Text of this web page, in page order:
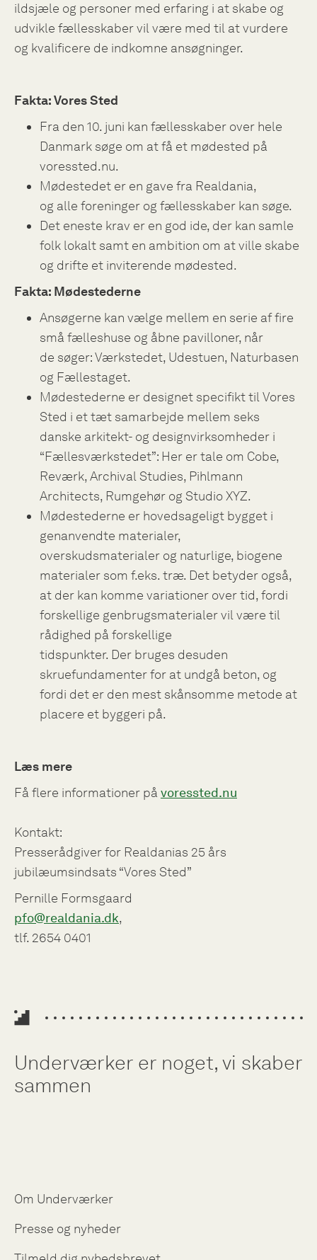
ildsjæle og personer med erfaring i at skabe og
udvikle fællesskaber vil være med til at vurdere
og kvalificere de indkomne ansøgninger.
Fakta: Vores Sted
Fra den 10. juni kan fællesskaber over hele
Danmark søge om at få et mødested på
voressted.nu.
Mødestedet er en gave fra Realdania,
og alle foreninger og fællesskaber kan søge.
Det eneste krav er en god ide, der kan samle
folk lokalt samt en ambition om at ville skabe
og drifte et inviterende mødested.
Fakta: Mødestederne
Ansøgerne kan vælge mellem en serie af fire
små fælleshuse og åbne pavilloner, når
de søger: Værkstedet, Udestuen, Naturbasen
og Fællestaget.
Mødestederne er designet specifikt til Vores
Sted i et tæt samarbejde mellem seks
danske arkitekt- og designvirksomheder i
“Fællesværkstedet”: Her er tale om Cobe,
Reværk, Archival Studies, Pihlmann
Architects, Rumgehør og Studio XYZ.
Mødestederne er hovedsageligt bygget i
genanvendte materialer,
overskudsmaterialer og naturlige, biogene
materialer som f.eks. træ. Det betyder også,
at der kan komme variationer over tid, fordi
forskellige genbrugsmaterialer vil være til
rådighed på forskellige
tidspunkter. Der bruges desuden
skruefundamenter for at undgå beton, og
fordi det er den mest skånsomme metode at
placere et byggeri på.
Læs mere
Få flere informationer påvoressted.nu
Kontakt:
Presserådgiver for Realdanias 25 års
jubilæumsindsats “Vores Sted”
Pernille Formsgaard
pfo@realdania.dk,
tlf. 2654 0401
Underværker er noget, vi skaber
sammen
Om Underværker
Presse og nyheder